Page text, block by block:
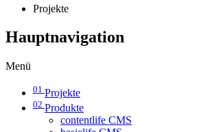
Projekte
Hauptnavigation
Menü
01 Projekte
02 Produkte
contentlife CMS